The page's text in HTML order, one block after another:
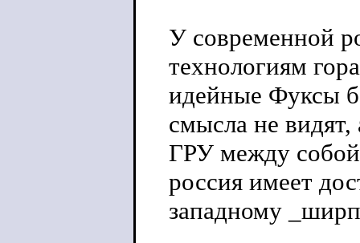
У современной
технологиям
идейные Фуксы
смысла не видят,
ГРУ между
россия имеет
западному